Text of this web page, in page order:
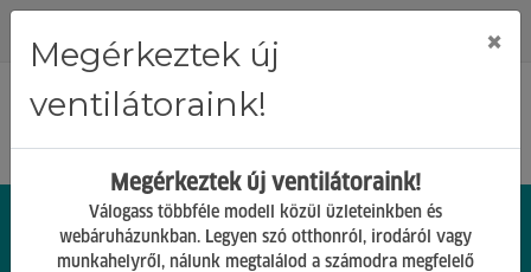
Megérkeztek új
ventilátoraink!
×
Megérkeztek új ventilátoraink!
Válogass többféle modell közül üzleteinkben és
webáruházunkban. Legyen szó otthonról, irodáról vagy
munkahelyről, nálunk megtalálod a számodra megfelelő